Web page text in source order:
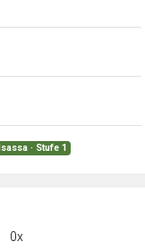
· Stufe 1
0x